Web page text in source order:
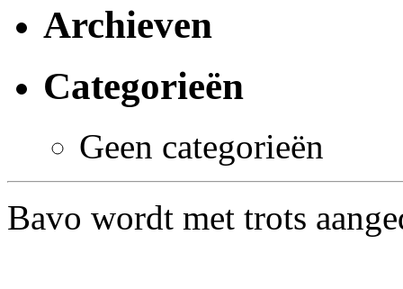
Archieven
Categorieën
Geen categorieën
Bavo wordt met trots